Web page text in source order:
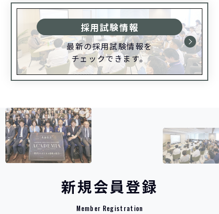
採用試験情報
最新の採用試験情報を
チェックできます。
新規会員登録
Memb er Regist rat ion